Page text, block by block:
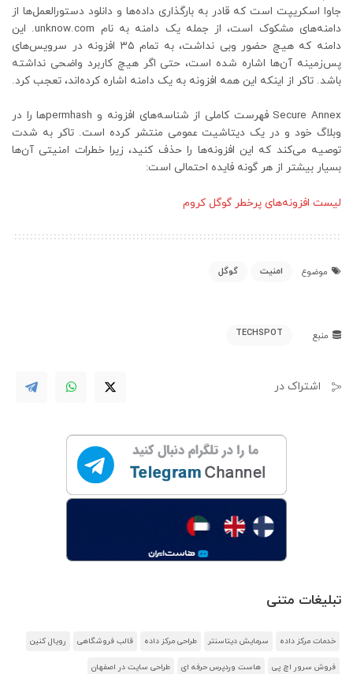
جاوا اسکریپت است که قادر به بارگذاری داده‌ها و دانلود دستورالعمل‌ها از
دامنه‌های مشکوک است، از جمله یک دامنه به نام unknow.com. این
دامنه که هیچ حضور وبی نداشت، به تمام ۳۵ افزونه در سرویس‌های
پس‌زمینه آن‌ها اشاره شده است، حتی اگر هیچ کاربرد واضحی نداشته
باشد. تاکر از اینکه این همه افزونه به یک دامنه اشاره کرده‌اند، تعجب کرد.
Secure Annex فهرست کاملی از شناسه‌های افزونه و permhashها را در
وبلاگ خود و در یک دیتاشیت عمومی منتشر کرده است. تاکر به شدت
توصیه می‌کند که این افزونه‌ها را حذف کنید، زیرا خطرات امنیتی آن‌ها
بسیار بیشتر از هر گونه فایده احتمالی است:
لیست افزونه‌های پرخطر گوگل کروم
موضوع امنیت گوگل
منبع TECHSPOT
اشتراک در
تبلیغات متنی
خدمات مرکز داده سرمایش دیتاسنتر طراحی مرکز داده قالب فروشگاهی رویال کنین
فروش سرور اچ پی هاست وردپرس حرفه ای طراحی سایت در اصفهان